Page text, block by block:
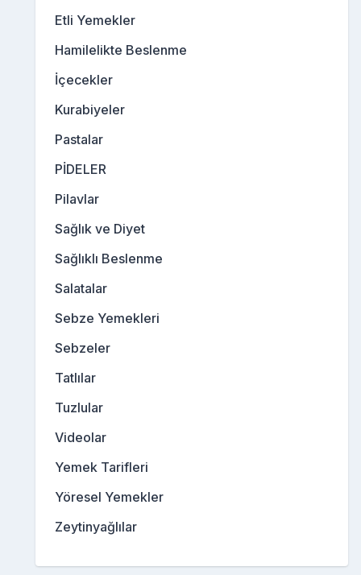
Etli Yemekler
Hamilelikte Beslenme
İçecekler
Kurabiyeler
Pastalar
PİDELER
Pilavlar
Sağlık ve Diyet
Sağlıklı Beslenme
Salatalar
Sebze Yemekleri
Sebzeler
Tatlılar
Tuzlular
Videolar
Yemek Tarifleri
Yöresel Yemekler
Zeytinyağlılar